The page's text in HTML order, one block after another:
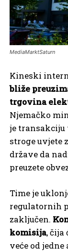
MediaMarktSaturn
Kineski
bliže
trgovina
Njemačko
je
stroge uvjete
države da
preuzete
Time je
regulatornih
zaključen.
komisija, čija
veće od